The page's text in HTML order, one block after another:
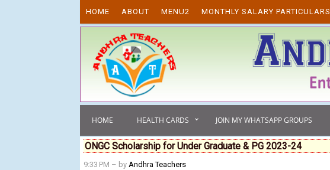
HOME ABOUT MENU2 MONTHLY SALARY PARTICULARS
HOME HEALTH CARDS JOIN MY WHATSAPP GROUPS
ONGC Scholarship for Under Graduate & PG 2023-24
9:33 PM – by Andhra Teachers